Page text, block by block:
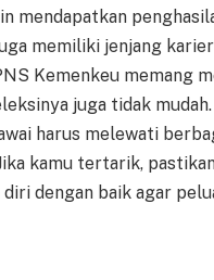
mendapatkan
memiliki jenjang
Kemenkeu memang
juga tidak
harus melewati
kamu tertarik,
dengan baik agar